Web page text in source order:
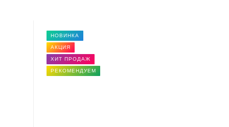
НОВИНКА
АКЦИЯ
ХИТ ПРОДАЖ
РЕКОМЕНДУЕМ